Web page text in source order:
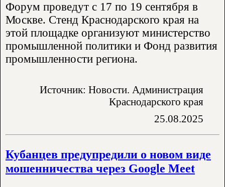
Форум проведут с 17 по 19 сентября в
Москве. Стенд Краснодарского края на
этой площадке организуют министерство
промышленной политики и Фонд развития
промышленности региона.
Источник: Новости. Администрация
Краснодарского края
25.08.2025
Кубанцев предупредили о новом виде
мошенничества через Google Meet